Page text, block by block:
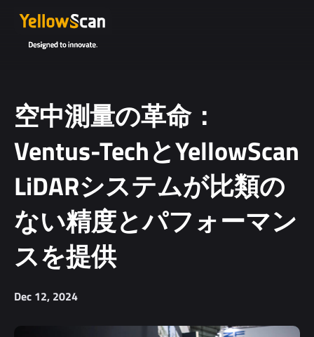
空中測量の革命：
Ventus-TechとYellowScan
LiDARシステムが比類の
ない精度とパフォーマン
スを提供
Dec 12, 2024